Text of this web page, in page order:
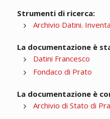
Strumenti di ricerca:
Archivio Datini.
La documentazione è
Datini Francesco
Fondaco di Prato
La documentazione è
Archivio di Stato di